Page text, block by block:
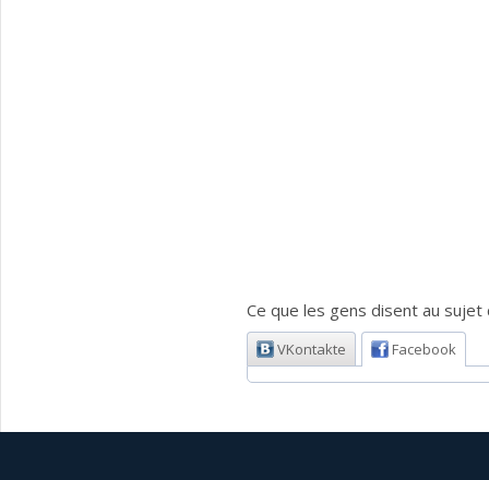
Ce que les gens disent au
VKontakte Facebook